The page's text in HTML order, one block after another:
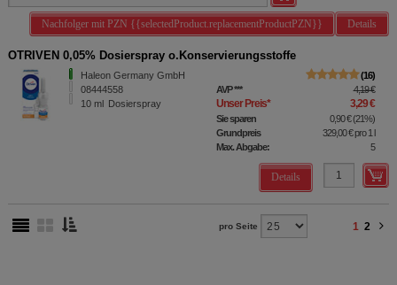
Details
Nachfolger mit PZN {{selectedProduct.replacementProductPZN}}
OTRIVEN 0,05% Dosierspray o.Konservierungsstoffe
Haleon Germany GmbH
08444558
10 ml Dosierspray
16
AVP*** 4,19 €
Unser Preis* 3,29 €
Sie sparen 0,90 €(21%)
Grundpreis
329,00 €pro 1 l
Max. Abgabe:
5
Details
pro Seite 1 2